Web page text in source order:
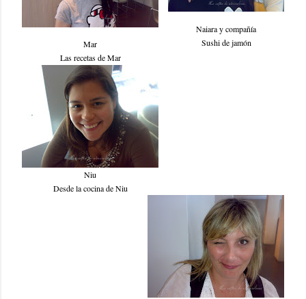
Mar
Las recetas de Mar
Naiara y compañía
Sushi de jamón
Niu
Desde la cocina de Niu